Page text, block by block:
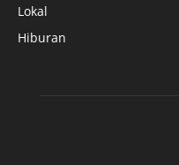
Lokal
Hiburan